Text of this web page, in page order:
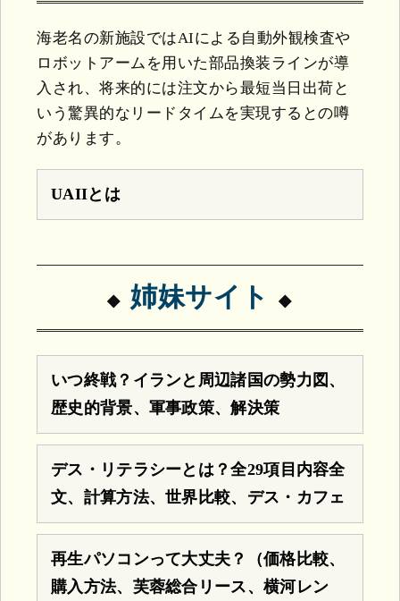
海老名の新施設ではAIによる自動外観検査や
ロボットアームを用いた部品換装ラインが導
入され、将来的には注文から最短当日出荷と
いう驚異的なリードタイムを実現するとの噂
があります。
UAIIとは
姉妹サイト
いつ終戦？イランと周辺諸国の勢力図、
歴史的背景、軍事政策、解決策
デス・リテラシーとは？全29項目内容全
文、計算方法、世界比較、デス・カフェ
再生パソコンって大丈夫？（価格比較、
購入方法、芙蓉総合リース、横河レン